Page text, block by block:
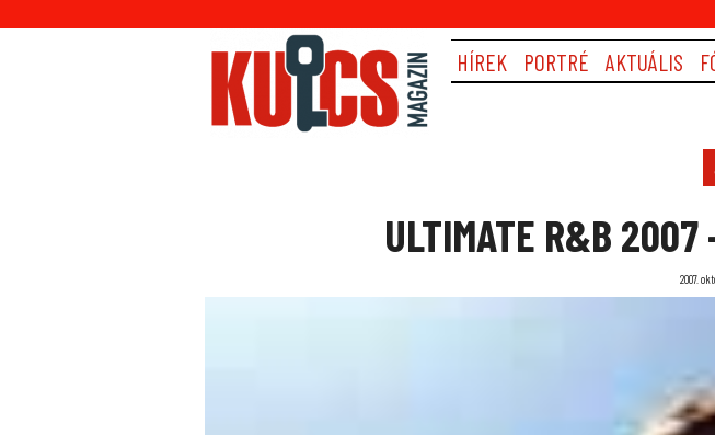
HÍREK PORTRÉ AKTUÁLIS
ULTIMATE R&B
2007.